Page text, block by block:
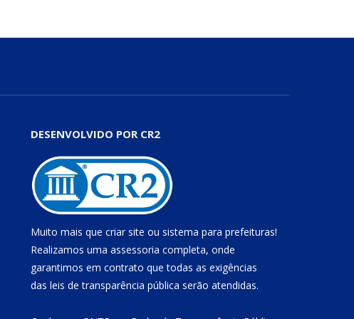
DESENVOLVIDO POR CR2
Muito mais que criar site ou sistema para prefeituras!
Realizamos uma assessoria completa, onde
garantimos em contrato que todas as exigências
das leis de transparência pública serão atendidas.